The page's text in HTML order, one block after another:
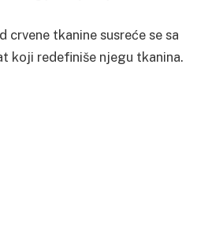
tkanine susreće se sa
koji redefiniše njegu tkanina.